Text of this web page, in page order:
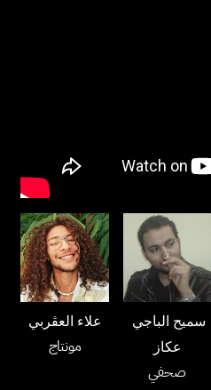
علاء العڤربي
مونتاج
عكاز
صحفي